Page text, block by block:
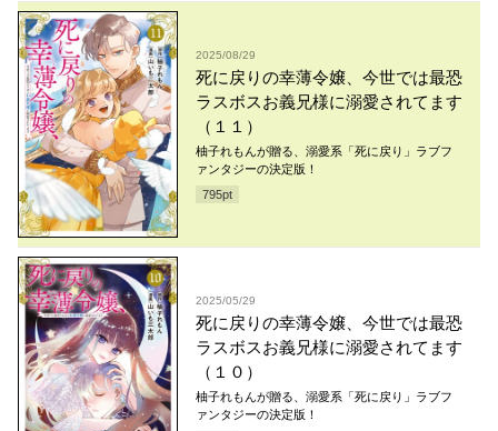
2025/08/29
死に戻りの幸薄令嬢、今世では最恐
ラスボスお義兄様に溺愛されてます
（１１）
柚子れもんが贈る、溺愛系「死に戻り」ラブフ
ァンタジーの決定版！
795pt
2025/05/29
死に戻りの幸薄令嬢、今世では最恐
ラスボスお義兄様に溺愛されてます
（１０）
柚子れもんが贈る、溺愛系「死に戻り」ラブフ
ァンタジーの決定版！